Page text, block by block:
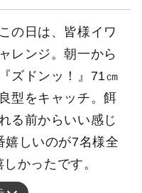
の日は、皆様イワ
レンジ。朝一から
ズドンッ！』71㎝
型をキャッチ。餌
る前からいい感じ
嬉しいのが7名様全
かったです。